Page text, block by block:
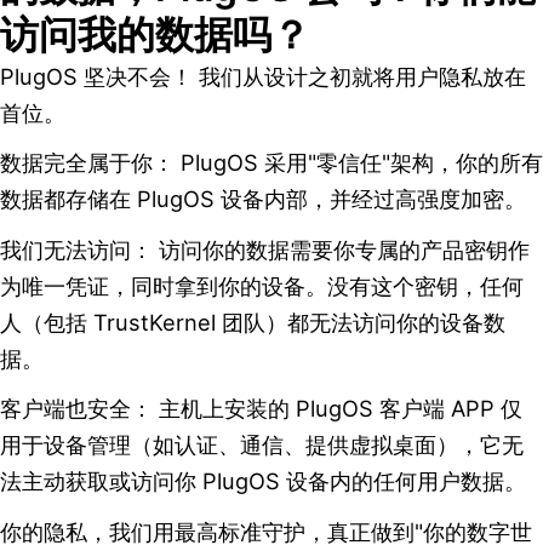
访问我的数据吗？
PlugOS 坚决不会！ 我们从设计之初就将用户隐私放在
首位。
数据完全属于你： PlugOS 采用"零信任"架构，你的所有
数据都存储在 PlugOS 设备内部，并经过高强度加密。
我们无法访问： 访问你的数据需要你专属的产品密钥作
为唯一凭证，同时拿到你的设备。没有这个密钥，任何
人（包括 TrustKernel 团队）都无法访问你的设备数
据。
客户端也安全： 主机上安装的 PlugOS 客户端 APP 仅
用于设备管理（如认证、通信、提供虚拟桌面），它无
法主动获取或访问你 PlugOS 设备内的任何用户数据。
你的隐私，我们用最高标准守护，真正做到"你的数字世